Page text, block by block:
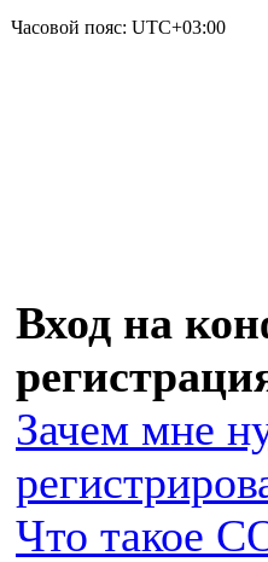
Часовой пояс: UTC+03:00
Вход на
Зачем мне
Что такое